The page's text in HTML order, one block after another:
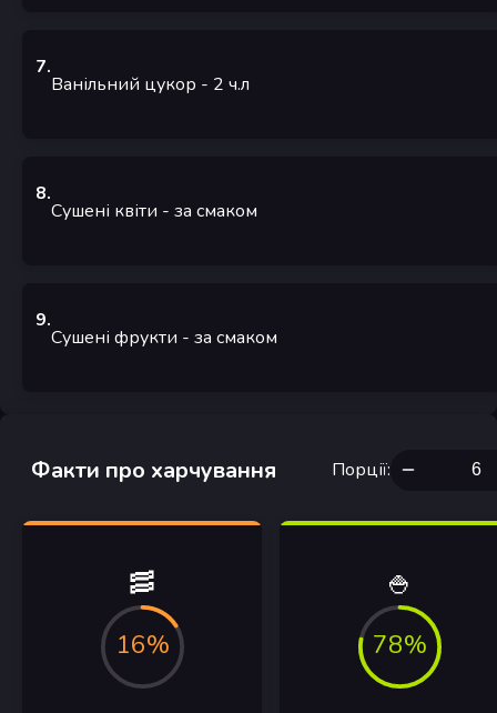
7.
Ванільний цукор - 2 ч.л
8.
Сушені квіти - за смаком
9.
Сушені фрукти - за смаком
Факти про харчування Порції:
🥓
16%
🍚
78%